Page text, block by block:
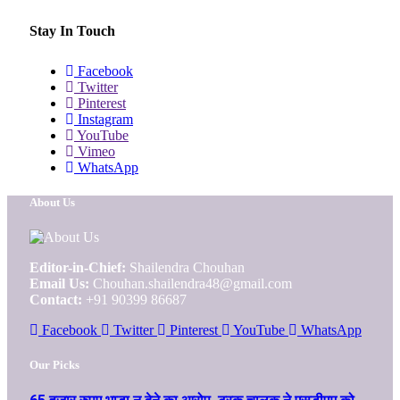
Stay In Touch
Facebook
Twitter
Pinterest
Instagram
YouTube
Vimeo
WhatsApp
About Us
Editor-in-Chief: Shailendra Chouhan
Email Us: Chouhan.shailendra48@gmail.com
Contact: +91 90399 86687
Facebook
Twitter Pinterest YouTube WhatsApp
Our Picks